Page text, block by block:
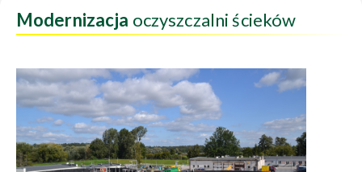
Modernizacja oczyszczalni ścieków